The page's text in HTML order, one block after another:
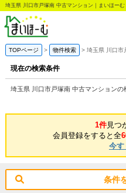
埼玉県 川口市戸塚南 中古マンション｜まいほーむ
TOPページ 物件検索 埼玉県 川口市
現在の検索条件
埼玉県 川口市戸塚南 中古マンションの
1件見つ
会員登録をすると全
今す
条件